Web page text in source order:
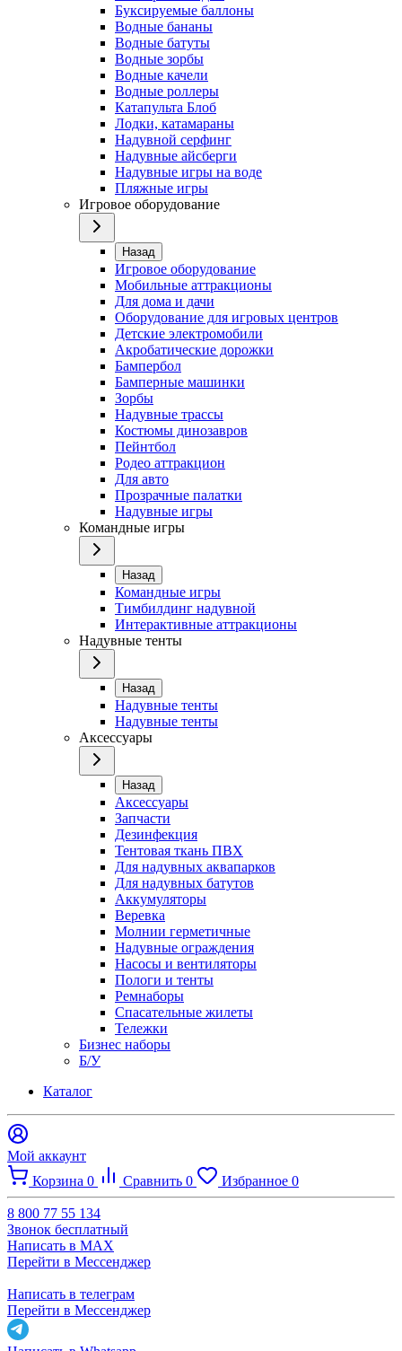
Буксируемые баллоны
Водные бананы
Водные батуты
Водные зорбы
Водные качели
Водные роллеры
Катапульта Блоб
Лодки, катамараны
Надувной серфинг
Надувные айсберги
Надувные игры на воде
Пляжные игры
Игровое оборудование
Назад
Игровое оборудование
Мобильные аттракционы
Для дома и дачи
Оборудование для игровых центров
Детские электромобили
Акробатические дорожки
Бампербол
Бамперные машинки
Зорбы
Надувные трассы
Костюмы динозавров
Пейнтбол
Родео аттракцион
Для авто
Прозрачные палатки
Надувные игры
Командные игры
Назад
Командные игры
Тимбилдинг надувной
Интерактивные аттракционы
Надувные тенты
Назад
Надувные тенты
Надувные тенты
Аксессуары
Назад
Аксессуары
Запчасти
Дезинфекция
Тентовая ткань ПВХ
Для надувных аквапарков
Для надувных батутов
Аккумуляторы
Веревка
Молнии герметичные
Надувные ограждения
Насосы и вентиляторы
Пологи и тенты
Ремнаборы
Спасательные жилеты
Тележки
Бизнес наборы
Б/У
Каталог
Мой аккаунт
Корзина 0 Сравнить 0 Избранное 0
8 800 77 55 134
Звонок бесплатный
Написать в MAX
Перейти в Мессенджер
Написать в телеграм
Перейти в Мессенджер